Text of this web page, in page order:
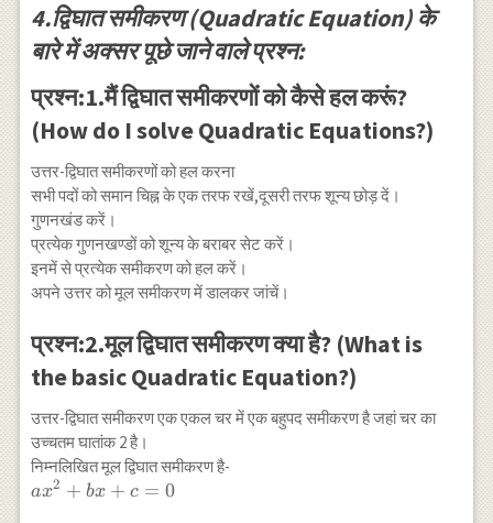
4.द्विघात समीकरण (Quadratic Equation) के
बारे में अक्सर पूछे जाने वाले प्रश्न:
प्रश्न:1.मैं द्विघात समीकरणों को कैसे हल करूं?
(How do I solve Quadratic Equations?)
उत्तर-द्विघात समीकरणों को हल करना
सभी पदों को समान चिह्न के एक तरफ रखें,दूसरी तरफ शून्य छोड़ दें।
गुणनखंड करें।
प्रत्येक गुणनखण्डों को शून्य के बराबर सेट करें।
इनमें से प्रत्येक समीकरण को हल करें।
अपने उत्तर को मूल समीकरण में डालकर जांचें।
प्रश्न:2.मूल द्विघात समीकरण क्या है? (What is
the basic Quadratic Equation?)
उत्तर-द्विघात समीकरण एक एकल चर में एक बहुपद समीकरण है जहां चर का
उच्चतम घातांक 2 है।
निम्नलिखित मूल द्विघात समीकरण है-
a
ax2 + bx + c = 0